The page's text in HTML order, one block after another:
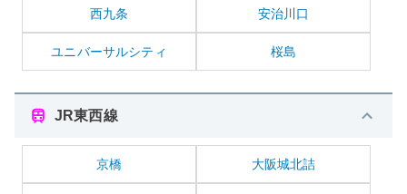
西九条 安治川口
ユニバーサルシティ 桜島
JR東西線
京橋 大阪城北詰